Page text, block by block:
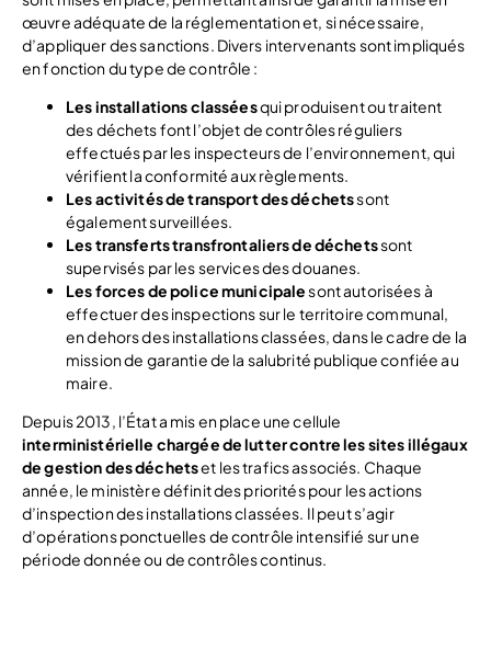
œuvre adéquate de la réglementation et, si nécessaire,
d’appliquer des sanctions. Divers intervenants sont impliqués
en fonction du type de contrôle :
Les installations classéesqui produisent ou traitent
des déchets font l’objet de contrôles réguliers
effectués par les inspecteurs de l’environnement, qui
vérifient la conformité aux règlements.
Les activités de transport des déchetssont
également surveillées.
Les transferts transfrontaliers de déchetssont
supervisés par les services des douanes.
Les forces de police municipalesont autorisées à
effectuer des inspections sur le territoire communal,
en dehors des installations classées, dans le cadre de la
mission de garantie de la salubrité publique confiée au
maire.
Depuis 2013, l’État a mis en place une cellule
interministérielle chargée de lutter contre les sites illégaux
de gestion des déchetset les trafics associés. Chaque
année, le ministère définit des priorités pour les actions
d’inspection des installations classées. Il peut s’agir
d’opérations ponctuelles de contrôle intensifié sur une
période donnée ou de contrôles continus.